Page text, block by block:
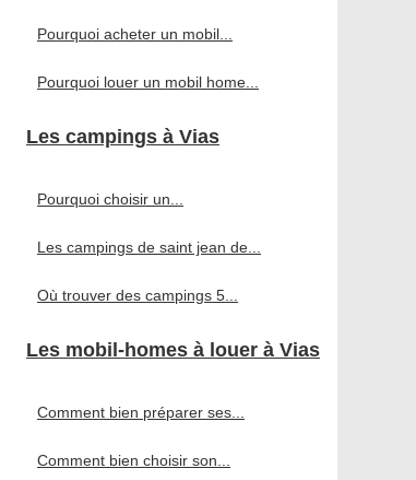
Pourquoi acheter un mobil...
Pourquoi louer un mobil home...
Les campings à Vias
Pourquoi choisir un...
Les campings de saint jean de...
Où trouver des campings 5...
Les mobil-homes à louer à Vias
Comment bien préparer ses...
Comment bien choisir son...